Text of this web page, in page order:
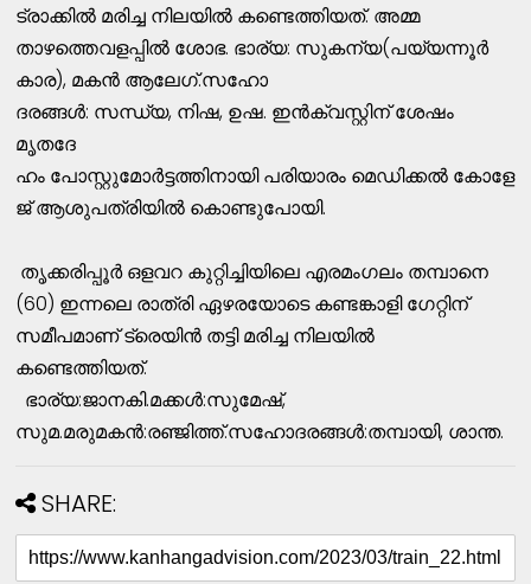
ട്രാക്കിൽ മരിച്ച നിലയിൽ കണ്ടെത്തിയത്‌. അമ്മ
താഴത്തെവളപ്പില്‍ ശോഭ. ഭാര്യ: സുകന്യ(പയ്യന്നൂര്‍
കാര), മകന്‍ ആലേഗ്‌.സഹോ
ദരങ്ങള്‍: സന്ധ്യ, നിഷ, ഉഷ. ഇന്‍ക്വസ്റ്റിന്‌ ശേഷം
മൃതദേ
ഹം പോസ്റ്റുമോര്‍ട്ടത്തിനായി പരിയാരം മെഡിക്കല്‍ കോളേ
ജ്‌ ആശുപത്രിയില്‍ കൊണ്ടുപോയി.
തൃക്കരിപ്പൂര്‍ ഒളവറ കുറ്റിച്ചിയിലെ എരമംഗലം തമ്പാനെ
(60) ഇന്നലെ രാത്രി ഏഴരയോടെ കണ്ടങ്കാളി ഗേറ്റിന്‌
സമീപമാണ്‌ ട്രെയിൻ തട്ടി മരിച്ച നിലയിൽ
കണ്ടെത്തിയത്.
ഭാര്യ:ജാനകി.മക്കള്‍:സുമേഷ്‌,
സുമ.മരുമകന്‍:രഞ്ജിത്ത്‌.സഹോദരങ്ങള്‍:തമ്പായി, ശാന്ത.
SHARE: